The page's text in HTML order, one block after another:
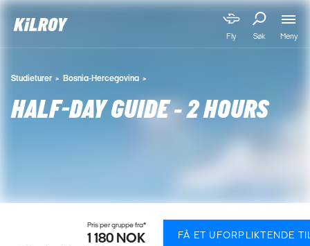
Fly Søk Meny
Studieturer Bosnia-Hercegovina
HALF-DAY GUIDE - 2 HOURS
Pris per gruppe fra*
1 180 NOK FÅ ET UFORPLIKTENDE